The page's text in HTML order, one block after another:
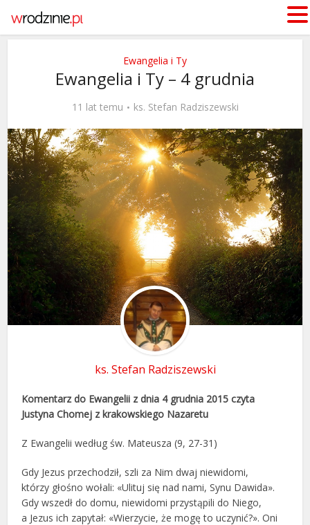
Ewangelia i Ty
Ewangelia i Ty – 4 grudnia
11 lat temu ks. Stefan Radziszewski
ks. Stefan Radziszewski
Komentarz do Ewangelii z dnia 4 grudnia 2015 czyta
Justyna Chomej z krakowskiego Nazaretu
Z Ewangelii według św. Mateusza (9, 27-31)
Gdy Jezus przechodził, szli za Nim dwaj niewidomi,
którzy głośno wołali: «Ulituj się nad nami, Synu Dawida».
Gdy wszedł do domu, niewidomi przystąpili do Niego,
a Jezus ich zapytał: «Wierzycie, że mogę to uczynić?». Oni